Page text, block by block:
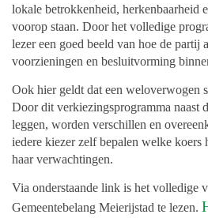
lokale betrokkenheid, herkenbaarheid
voorop staan. Door het volledige
lezer een goed beeld van hoe de partij
voorzieningen en besluitvorming
Ook hier geldt dat een weloverwogen
Door dit verkiezingsprogramma naast
leggen, worden verschillen en
iedere kiezer zelf bepalen welke koers
haar verwachtingen.
Via onderstaande link is het volledige
Gemeentebelang Meierijstad te lezen.